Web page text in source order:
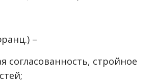
–
согласованность, стройное